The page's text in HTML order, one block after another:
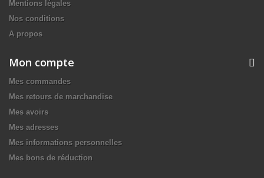
Mentions légales
Nos conditions
A propos
Mon compte
Mes commandes
Mes retours de marchandise
Mes avoirs
Mes adresses
Mes informations personnelles
Mes bons de réduction